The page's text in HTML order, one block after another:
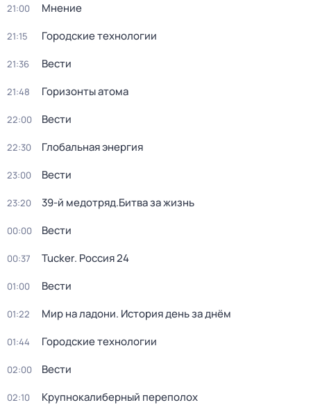
21:00 Мнение
21:15 Городские технологии
21:36 Вести
21:48 Горизонты атома
22:00 Вести
22:30 Глобальная энергия
23:00 Вести
23:20 39-й медотряд.Битва за жизнь
00:00 Вести
00:37 Tucker. Россия 24
01:00 Вести
01:22 Мир на ладони. История день за днём
01:44 Городские технологии
02:00 Вести
02:10 Крупнокалиберный переполох